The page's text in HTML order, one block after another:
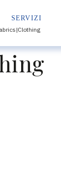
SERVIZI